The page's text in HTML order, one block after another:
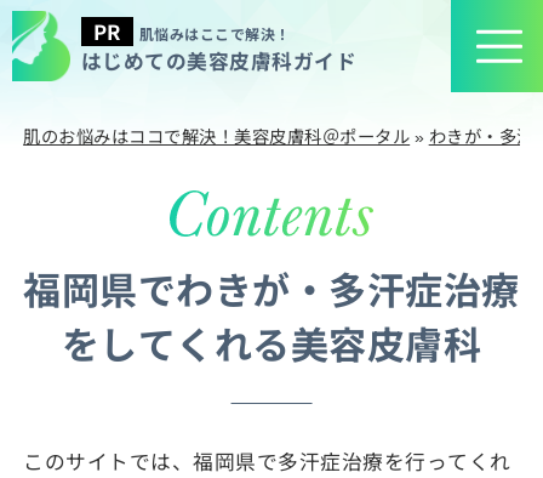
肌悩みはここで解決！
はじめての美容皮膚科ガイド
肌のお悩みはココで解決！美容皮膚科＠ポータル» わきが・多汗
福岡県でわきが・多汗症治療
をしてくれる美容皮膚科
このサイトでは、福岡県で多汗症治療を行ってくれ